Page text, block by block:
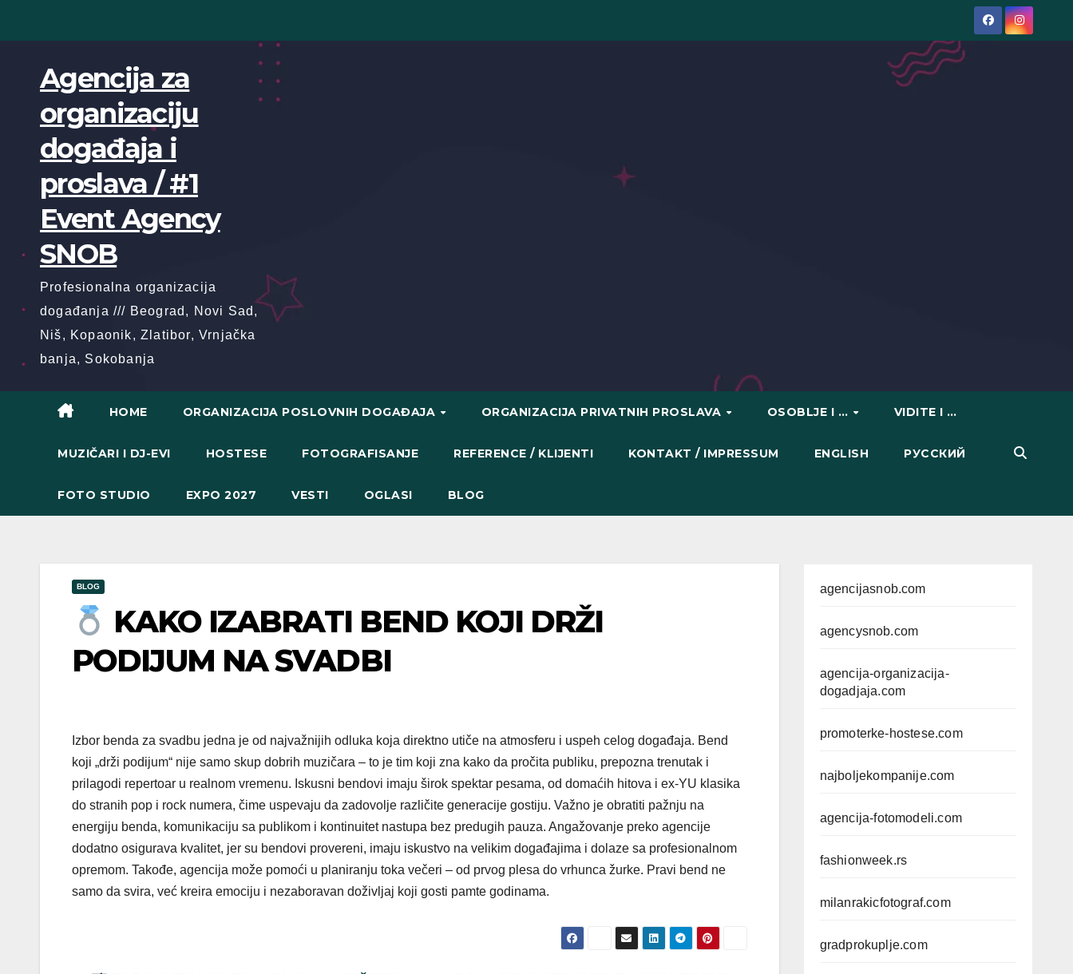
Agencija za
organizaciju
događaja i
proslava / #1
Event Agency
SNOB
Profesionalna organizacija
događanja /// Beograd, Novi Sad,
Niš, Kopaonik, Zlatibor, Vrnjačka
banja, Sokobanja
HOME ORGANIZACIJA POSLOVNIH DOGAĐAJA ORGANIZACIJA PRIVATNIH PROSLAVA OSOBLJE I … VIDITE I …
MUZIČARI I DJ-EVI HOSTESE FOTOGRAFISANJE REFERENCE / KLIJENTI KONTAKT / IMPRESSUM ENGLISH РУССКИЙ
FOTO STUDIO EXPO 2027 VESTI OGLASI BLOG
BLOG
KAKO IZABRATI BEND KOJI DRŽI
PODIJUM NA SVADBI
Izbor benda za svadbu jedna je od najvažnijih odluka koja direktno utiče na atmosferu i uspeh celog događaja. Bend
koji „drži podijum“ nije samo skup dobrih muzičara – to je tim koji zna kako da pročita publiku, prepozna trenutak i
prilagodi repertoar u realnom vremenu. Iskusni bendovi imaju širok spektar pesama, od domaćih hitova i ex-YU klasika
do stranih pop i rock numera, čime uspevaju da zadovolje različite generacije gostiju. Važno je obratiti pažnju na
energiju benda, komunikaciju sa publikom i kontinuitet nastupa bez predugih pauza. Angažovanje preko agencije
dodatno osigurava kvalitet, jer su bendovi provereni, imaju iskustvo na velikim događajima i dolaze sa profesionalnom
opremom. Takođe, agencija može pomoći u planiranju toka večeri – od prvog plesa do vrhunca žurke. Pravi bend ne
samo da svira, već kreira emociju i nezaboravan doživljaj koji gosti pamte godinama.
agencijasnob.com
agencysnob.com
agencija-organizacija-
dogadjaja.com
promoterke-hostese.com
najboljekompanije.com
agencija-fotomodeli.com
fashionweek.rs
milanrakicfotograf.com
gradprokuplje.com